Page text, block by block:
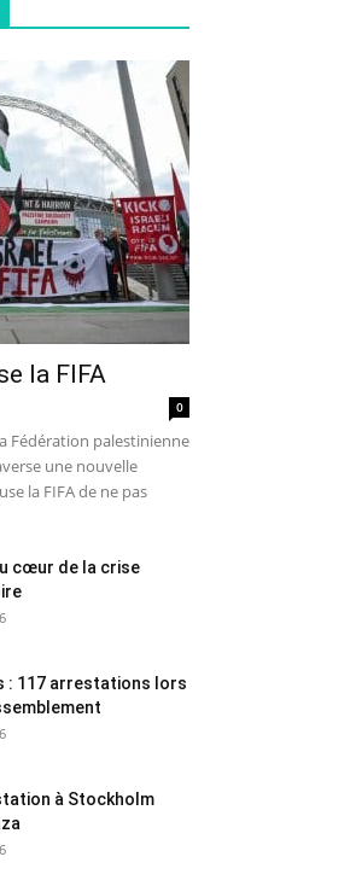
la FIFA
0
Fédération palestinienne
une nouvelle
la FIFA de ne pas
cœur de la crise
: 117 arrestations lors
à Stockholm